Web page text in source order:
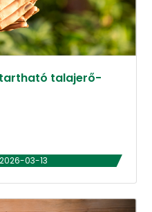
talajerő-
03-13